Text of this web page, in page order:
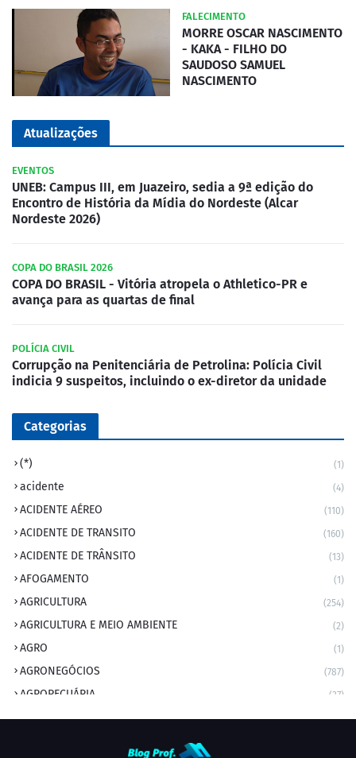
FALECIMENTO
MORRE OSCAR NASCIMENTO
- KAKA - FILHO DO
SAUDOSO SAMUEL
NASCIMENTO
Atualizações
EVENTOS
UNEB: Campus III, em Juazeiro, sedia a 9ª edição do
Encontro de História da Mídia do Nordeste (Alcar
Nordeste 2026)
COPA DO BRASIL 2026
COPA DO BRASIL - Vitória atropela o Athletico-PR e
avança para as quartas de final
POLÍCIA CIVIL
Corrupção na Penitenciária de Petrolina: Polícia Civil
indicia 9 suspeitos, incluindo o ex-diretor da unidade
Categorias
(*) (1)
acidente (4)
ACIDENTE AÉREO (110)
ACIDENTE DE TRANSITO (160)
ACIDENTE DE TRÂNSITO (13)
AFOGAMENTO (1)
AGRICULTURA (254)
AGRICULTURA E MEIO AMBIENTE (2)
AGRO (1)
AGRONEGÓCIOS (787)
AGROPECUÁRIA (37)
AMBIENTE (9)